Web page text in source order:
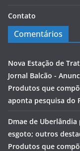
Contato
Comentários
Nova Estação de
Jornal Balcão -
Produtos que
aponta pesquisa do
Dmae de
esgoto; outros
Produtos que